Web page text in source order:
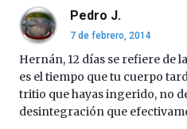
Pedro J.
7 de febrero, 2014
Hernán, 12 días se refiere de
es el tiempo que tu cuerpo
tritio que hayas ingerido, no
desintegración que